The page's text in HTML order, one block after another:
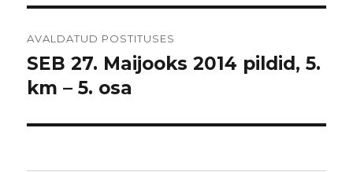
AVALDATUD POSTITUSES
SEB 27. Maijooks 2014 pildid, 5.
km – 5. osa